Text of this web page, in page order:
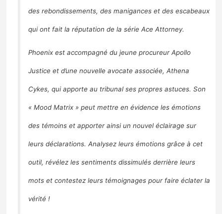
des rebondissements, des manigances et des escabeaux
qui ont fait la réputation de la série Ace Attorney.
Phoenix est accompagné du jeune procureur Apollo
Justice et d’une nouvelle avocate associée, Athena
Cykes, qui apporte au tribunal ses propres astuces. Son
« Mood Matrix » peut mettre en évidence les émotions
des témoins et apporter ainsi un nouvel éclairage sur
leurs déclarations. Analysez leurs émotions grâce à cet
outil, révélez les sentiments dissimulés derrière leurs
mots et contestez leurs témoignages pour faire éclater la
vérité !